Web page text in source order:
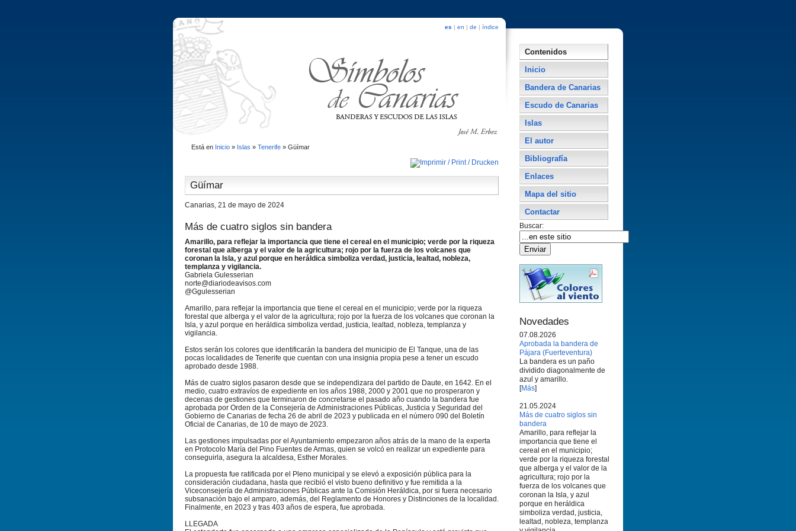
es | en | de | índice
Está en Inicio» Islas » Tenerife» Güí­mar
Güí­mar
Canarias, 21 de mayo de 2024
Más de cuatro siglos sin bandera
Amarillo, para reflejar la importancia que tiene el cereal en el municipio; verde por la riqueza
forestal que alberga y el valor de la agricultura; rojo por la fuerza de los volcanes que
coronan la Isla, y azul porque en heráldica simboliza verdad, justicia, lealtad, nobleza,
templanza y vigilancia.
Gabriela Gulesserian
norte@diariodeavisos.com
@Ggulesserian
Amarillo, para reflejar la importancia que tiene el cereal en el municipio; verde por la riqueza
forestal que alberga y el valor de la agricultura; rojo por la fuerza de los volcanes que coronan la
Isla, y azul porque en heráldica simboliza verdad, justicia, lealtad, nobleza, templanza y
vigilancia.
Estos serán los colores que identificarán la bandera del municipio de El Tanque, una de las
pocas localidades de Tenerife que cuentan con una insignia propia pese a tener un escudo
aprobado desde 1988.
Más de cuatro siglos pasaron desde que se independizara del partido de Daute, en 1642. En el
medio, cuatro extravíos de expediente en los años 1988, 2000 y 2001 que no prosperaron y
decenas de gestiones que terminaron de concretarse el pasado año cuando la bandera fue
aprobada por Orden de la Consejería de Administraciones Públicas, Justicia y Seguridad del
Gobierno de Canarias de fecha 26 de abril de 2023 y publicada en el número 090 del Boletín
Oficial de Canarias, de 10 de mayo de 2023.
Las gestiones impulsadas por el Ayuntamiento empezaron años atrás de la mano de la experta
en Protocolo María del Pino Fuentes de Armas, quien se volcó en realizar un expediente para
conseguirla, asegura la alcaldesa, Esther Morales.
La propuesta fue ratificada por el Pleno municipal y se elevó a exposición pública para la
consideración ciudadana, hasta que recibió el visto bueno definitivo y fue remitida a la
Viceconsejería de Administraciones Públicas ante la Comisión Heráldica, por si fuera necesario
subsanación bajo el amparo, además, del Reglamento de Honores y Distinciones de la localidad.
Finalmente, en 2023 y tras 403 años de espera, fue aprobada.
LLEGADA
Contenidos
Inicio
Bandera de Canarias
Escudo de Canarias
Islas
El autor
Bibliografí­a
Enlaces
Mapa del sitio
Contactar
Buscar:
Novedades
07.08.2026
Aprobada la bandera de
Pájara (Fuerteventura)
La bandera es un paño
dividido diagonalmente de
azul y amarillo.
[Más]
21.05.2024
Más de cuatro siglos sin
bandera
Amarillo, para reflejar la
importancia que tiene el
cereal en el municipio;
verde por la riqueza forestal
que alberga y el valor de la
agricultura; rojo por la
fuerza de los volcanes que
coronan la Isla, y azul
porque en heráldica
simboliza verdad, justicia,
lealtad, nobleza, templanza